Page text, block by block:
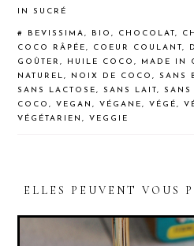
INSUCRÉ
# BEVISSIMA, BIO, CHOCOLAT,
COCO RÂPÉE, COEUR COULANT,
GOÛTER, HUILE COCO, MADE IN
NATUREL, NOIX DE COCO,SANS
SANS LACTOSE,SANS LAIT,
COCO,VEGAN,VÉGANE,VÉGÉ,
VÉGÉTARIEN,VEGGIE
READER
INTERACTIONS
ELLES PEUVENT VOUS